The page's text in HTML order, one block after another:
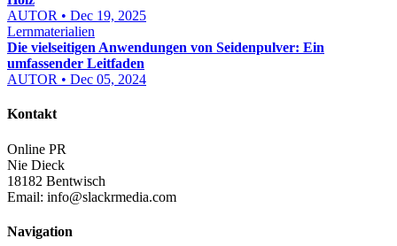
AUTOR • Dec 19, 2025
Lernmaterialien
Die vielseitigen Anwendungen von Seidenpulver: Ein
umfassender Leitfaden
AUTOR • Dec 05, 2024
Kontakt
Online PR
Nie Dieck
18182 Bentwisch
Email: info@slackrmedia.com
Navigation